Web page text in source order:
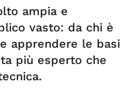
ampia e
vasto: da chi è
apprendere le basi
più esperto che